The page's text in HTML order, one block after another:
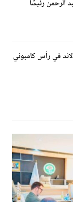
الرحمن رئيسًا
في رأس كامبوني